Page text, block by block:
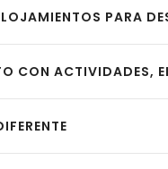
PARA
CON ACTIVIDADES,